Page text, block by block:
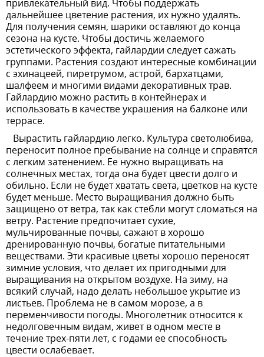
привлекательный вид. Чтобы поддержать
дальнейшее цветение растения, их нужно удалять.
Для получения семян, шарики оставляют до конца
сезона на кусте. Чтобы достичь желаемого
эстетического эффекта, гайлардии следует сажать
группами. Растения создают интересные комбинации
с эхинацеей, пиретрумом, астрой, бархатцами,
шалфеем и многими видами декоративных трав.
Гайлардию можно растить в контейнерах и
использовать в качестве украшения на балконе или
террасе.
Вырастить гайлардию легко. Культура светолюбива,
переносит полное пребывание на солнце и справятся
с легким затенением. Ее нужно выращивать на
солнечных местах, тогда она будет цвести долго и
обильно. Если не будет хватать света, цветков на кусте
будет меньше. Место выращивания должно быть
защищено от ветра, так как стебли могут сломаться на
ветру. Растение предпочитает сухие,
мульчированные почвы, сажают в хорошо
дренированную почвы, богатые питательными
веществами. Эти красивые цветы хорошо переносят
зимние условия, что делает их пригодными для
выращивания на открытом воздухе. На зиму, на
всякий случай, надо делать небольшое укрытие из
листьев. Проблема не в самом морозе, а в
переменчивости погоды. Многолетник относится к
недолговечным видам, живет в одном месте в
течение трех-пяти лет, с годами ее способность
цвести ослабевает.